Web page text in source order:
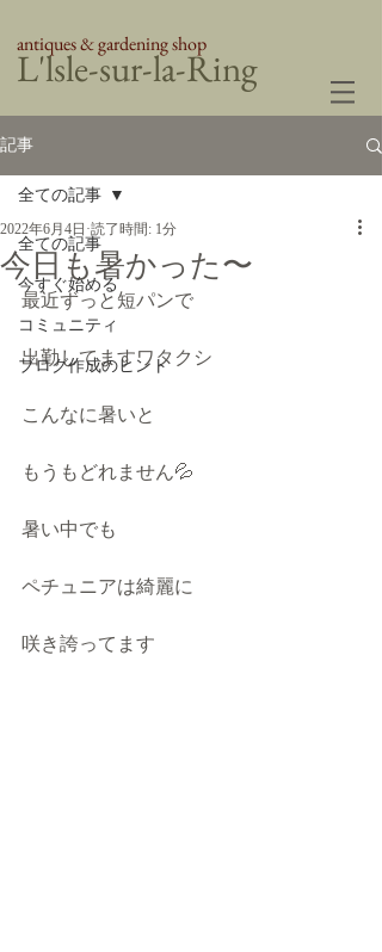
​L'lsle-sur-la-Ring
antiques & gardening shop
記事
全ての記事
今すぐ始める
コミュニティ
ブログ作成のヒント
全ての記事
今日も暑かった〜
2022年6月4日 読了時間: 1分
最近ずっと短パンで
出勤してますワタクシ
こんなに暑いと
もうもどれません💦
暑い中でも
ペチュニアは綺麗に
咲き誇ってます